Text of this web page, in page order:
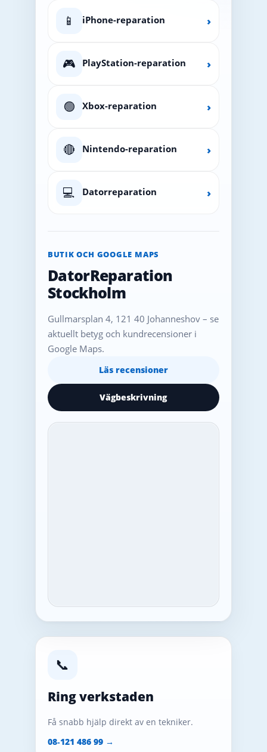
📱 iPhone-reparation ›
🎮 PlayStation-reparation ›
🟢 Xbox-reparation ›
🔴 Nintendo-reparation ›
💻 Datorreparation ›
BUTIK OCH GOOGLE MAPS
DatorReparation
Stockholm
Gullmarsplan 4, 121 40 Johanneshov – se
aktuellt betyg och kundrecensioner i
Google Maps.
Läs recensioner
Vägbeskrivning
📞
Ring verkstaden
Få snabb hjälp direkt av en tekniker.
08‑121 486 99 →